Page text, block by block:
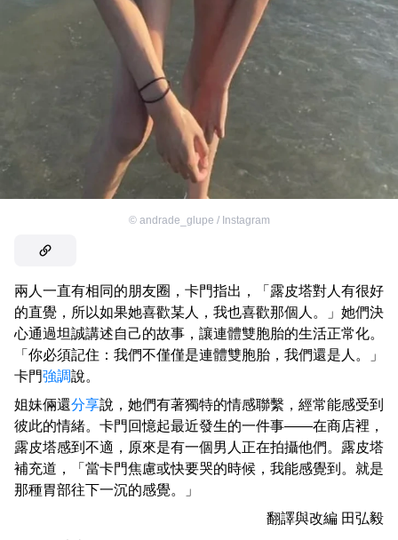
© andrade_glupe / Instagram
兩人一直有相同的朋友圈，卡門指出，「露皮塔對人有很好
的直覺，所以如果她喜歡某人，我也喜歡那個人。」她們決
心通過坦誠講述自己的故事，讓連體雙胞胎的生活正常化。
「你必須記住：我們不僅僅是連體雙胞胎，我們還是人。」
卡門強調說。
姐妹倆還分享說，她們有著獨特的情感聯繫，經常能感受到
彼此的情緒。卡門回憶起最近發生的一件事——在商店裡，
露皮塔感到不適，原來是有一個男人正在拍攝他們。露皮塔
補充道，「當卡門焦慮或快要哭的時候，我能感覺到。就是
那種胃部往下一沉的感覺。」
翻譯與改編 田弘毅